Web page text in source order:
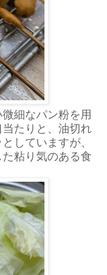
細なパン粉を用
たりと、油切れ
していますが、
粘り気のある食